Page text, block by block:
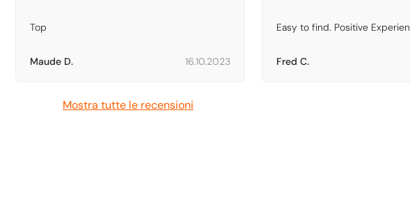
Top
Maude D. 16.10.2023
Easy to find. Positive
Fred C.
Mostra tutte le recensioni